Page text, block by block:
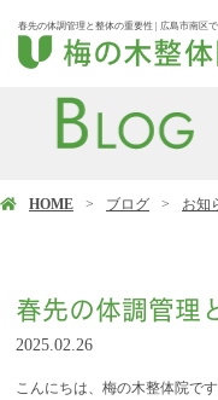
春先の体調管理と整体の重要性 | 広島市南区
HOME ブログ お知
春先の体調管理
2025.02.26
こんにちは、梅の木整体院です